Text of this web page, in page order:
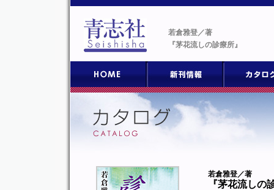
若倉雅登／著
『茅花流しの診療所』
若倉雅登／著
『茅花流しの